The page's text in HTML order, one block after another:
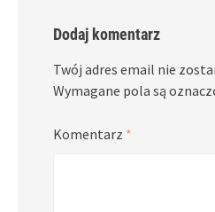
Dodaj komentarz
Twój adres email nie
Wymagane pola są
Komentarz *